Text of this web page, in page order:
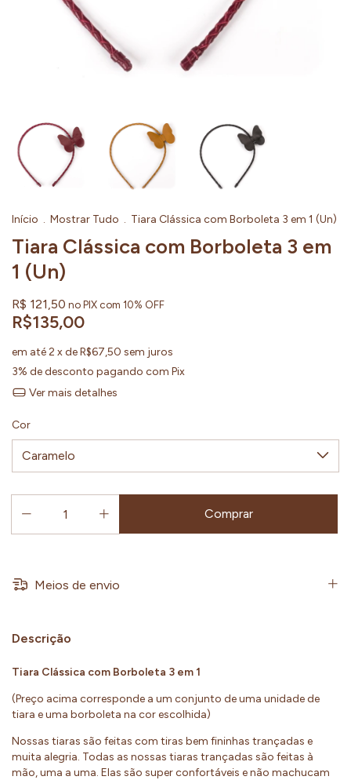
Início . Mostrar Tudo . Tiara Clássica com Borboleta 3 em 1 (Un)
Tiara Clássica com Borboleta 3 em
1 (Un)
R$ 121,50 no PIX com 10% OFF
R$135,00
em até2 x deR$67,50 sem juros
3% de desconto pagando com Pix
Ver mais detalhes
Cor
Meios de envio
Descrição
Tiara Clássica com Borboleta 3 em 1
(Preço acima corresponde a um conjunto de uma unidade de
tiara e uma borboleta na cor escolhida)
Nossas tiaras são feitas com tiras bem fininhas trançadas e
muita alegria. Todas as nossas tiaras trançadas são feitas à
mão, uma a uma. Elas são super confortáveis e não machucam